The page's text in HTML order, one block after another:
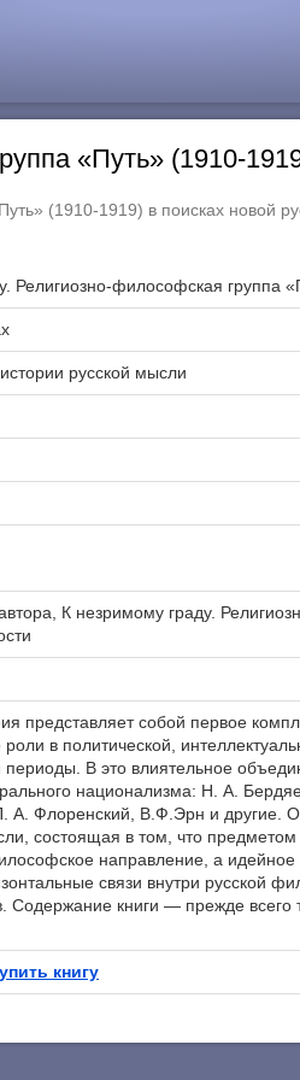
«Путь» (1910-
(1910-1919) в поисках новой
Религиозно-философская группа
русской мысли
К незримому граду.
представляет собой первое
в политической,
В это влиятельное
национализма: Н. А.
А. Флоренский, В.Ф.Эрн и другие.
состоящая в том, что предметом
направление, а идейное
связи внутри русской
Содержание книги — прежде всего
книгу